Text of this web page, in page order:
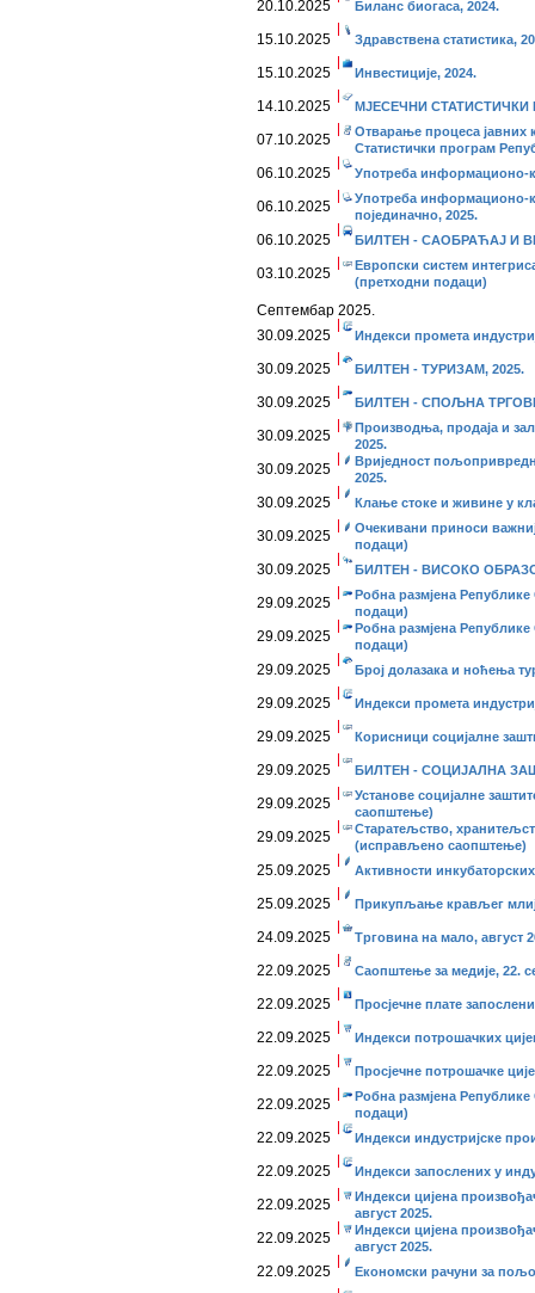
20.10.2025 Биланс биогаса, 2024.
15.10.2025 Здравствена статистика,
15.10.2025 Инвестиције, 2024.
14.10.2025 МЈЕСЕЧНИ СТАТИСТИЧКИ
07.10.2025
Отварање процеса јавних
Статистички програм
06.10.2025 Употреба информационо-
06.10.2025
Употреба информационо-
појединачно, 2025.
06.10.2025 БИЛТЕН - САОБРАЋАЈ И
03.10.2025
Европски систем
(претходни подаци)
Септембар 2025.
30.09.2025
Индекси промета
30.09.2025 БИЛТЕН - ТУРИЗАМ, 2025.
30.09.2025 БИЛТЕН - СПОЉНА
30.09.2025
Производња, продаја и
2025.
30.09.2025
Вриједност
2025.
30.09.2025 Клање стоке и живине у
30.09.2025
Очекивани приноси
подаци)
30.09.2025 БИЛТЕН - ВИСОКО
29.09.2025
Робна размјена
подаци)
29.09.2025
Робна размјена
подаци)
29.09.2025 Број долазака и ноћења
29.09.2025 Индекси промета
29.09.2025 Корисници социјалне
29.09.2025 БИЛТЕН - СОЦИЈАЛНА
29.09.2025
Установе социјалне
саопштење)
29.09.2025
Старатељство,
(исправљено саопштење)
25.09.2025 Активности
25.09.2025 Прикупљање крављег
24.09.2025 Трговина на мало, август
22.09.2025 Саопштење за медије, 22.
22.09.2025 Просјечне плате
22.09.2025 Индекси потрошачких
22.09.2025 Просјечне потрошачке
22.09.2025
Робна размјена
подаци)
22.09.2025 Индекси индустријске
22.09.2025 Индекси запослених у
22.09.2025
Индекси цијена
август 2025.
22.09.2025
Индекси цијена
август 2025.
22.09.2025 Економски рачуни за